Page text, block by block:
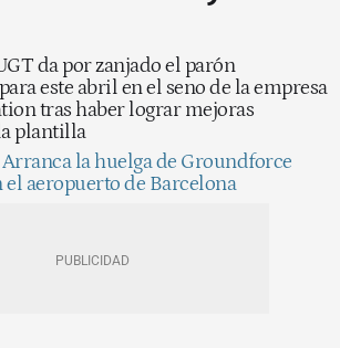
da por zanjado el parón
este abril en el seno de la empresa
tras haber lograr mejoras
plantilla
la huelga de Groundforce
aeropuerto de Barcelona